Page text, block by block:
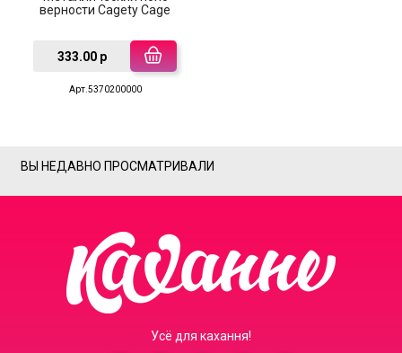
верности Cagety Cage
333.00 р
Арт.5370200000
ВЫ НЕДАВНО ПРОСМАТРИВАЛИ
Усё для кахання!